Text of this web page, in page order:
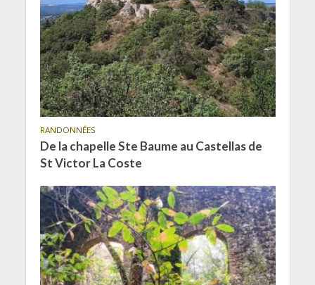
RANDONNÉES
De la chapelle Ste Baume au Castellas de
St Victor La Coste